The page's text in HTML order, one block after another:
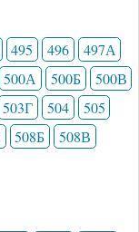
495 496
497А
500А 500Б
500В
503Г 504
505
508Б
508В